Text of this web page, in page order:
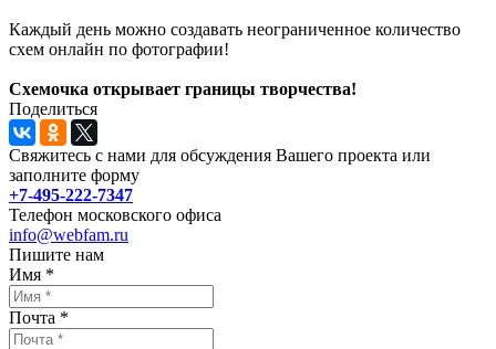
Каждый день можно создавать неограниченное количество
схем онлайн по фотографии!
Схемочка открывает границы творчества!
Поделиться
Свяжитесь с нами для обсуждения Вашего проекта или
заполните форму
+7-495-222-7347
Телефон московского офиса
info@webfam.ru
Пишите нам
Имя *
Почта *